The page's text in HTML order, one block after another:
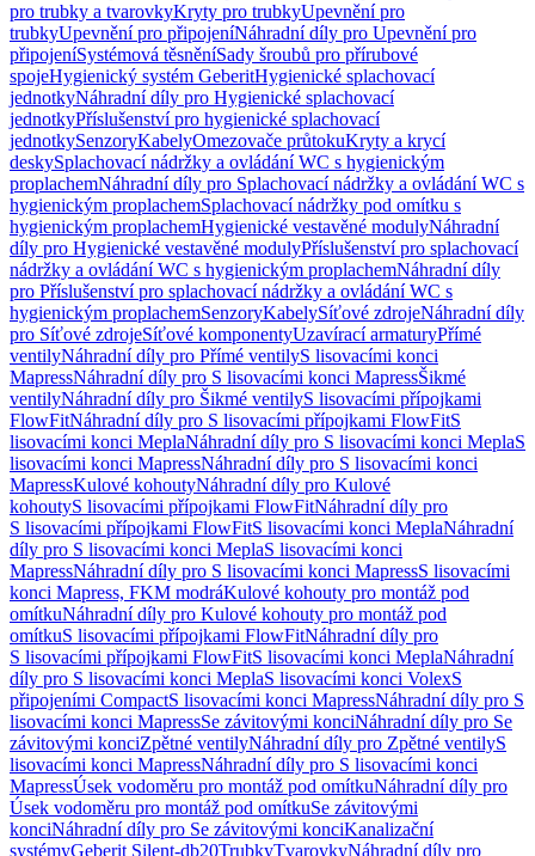
pro trubky a tvarovkyKryty pro trubkyUpevnění pro
trubkyUpevnění pro připojeníNáhradní díly pro Upevnění pro
připojeníSystémová těsněníSady šroubů pro přírubové
spojeHygienický systém GeberitHygienické splachovací
jednotkyNáhradní díly pro Hygienické splachovací
jednotkyPříslušenství pro hygienické splachovací
jednotkySenzoryKabelyOmezovače průtokuKryty a krycí
deskySplachovací nádržky a ovládání WC s hygienickým
proplachemNáhradní díly pro Splachovací nádržky a ovládání WC s
hygienickým proplachemSplachovací nádržky pod omítku s
hygienickým proplachemHygienické vestavěné modulyNáhradní
díly pro Hygienické vestavěné modulyPříslušenství pro splachovací
nádržky a ovládání WC s hygienickým proplachemNáhradní díly
pro Příslušenství pro splachovací nádržky a ovládání WC s
hygienickým proplachemSenzoryKabelySíťové zdrojeNáhradní díly
pro Síťové zdrojeSíťové komponentyUzavírací armaturyPřímé
ventilyNáhradní díly pro Přímé ventilyS lisovacími konci
MapressNáhradní díly pro S lisovacími konci MapressŠikmé
ventilyNáhradní díly pro Šikmé ventilyS lisovacími přípojkami
FlowFitNáhradní díly pro S lisovacími přípojkami FlowFitS
lisovacími konci MeplaNáhradní díly pro S lisovacími konci MeplaS
lisovacími konci MapressNáhradní díly pro S lisovacími konci
MapressKulové kohoutyNáhradní díly pro Kulové
kohoutyS lisovacími přípojkami FlowFitNáhradní díly pro
S lisovacími přípojkami FlowFitS lisovacími konci MeplaNáhradní
díly pro S lisovacími konci MeplaS lisovacími konci
MapressNáhradní díly pro S lisovacími konci MapressS lisovacími
konci Mapress, FKM modráKulové kohouty pro montáž pod
omítkuNáhradní díly pro Kulové kohouty pro montáž pod
omítkuS lisovacími přípojkami FlowFitNáhradní díly pro
S lisovacími přípojkami FlowFitS lisovacími konci MeplaNáhradní
díly pro S lisovacími konci MeplaS lisovacími konci VolexS
připojeními CompactS lisovacími konci MapressNáhradní díly pro S
lisovacími konci MapressSe závitovými konciNáhradní díly pro Se
závitovými konciZpětné ventilyNáhradní díly pro Zpětné ventilyS
lisovacími konci MapressNáhradní díly pro S lisovacími konci
MapressÚsek vodoměru pro montáž pod omítkuNáhradní díly pro
Úsek vodoměru pro montáž pod omítkuSe závitovými
konciNáhradní díly pro Se závitovými konciKanalizační
systémyGeberit Silent-db20TrubkyTvarovkyNáhradní díly pro